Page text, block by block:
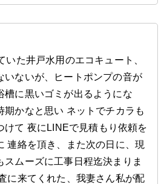
いた井戸水用のエコキュート、
いないが、ヒートポンプの音が
槽に黒いゴミが出るようにな
期かなと思い ネットでチカラも
けて 夜にLINEで見積もり依頼を
連絡を頂き、また次の日に、現
スムーズに工事日程迄決まりま
に来てくれた、我妻さん私が配